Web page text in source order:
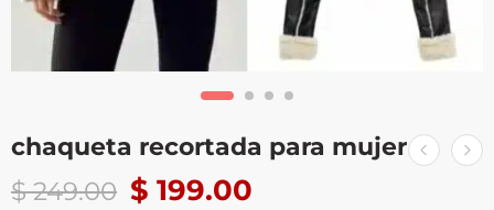
chaqueta recortada para mujer
$249.00 $ 199.00